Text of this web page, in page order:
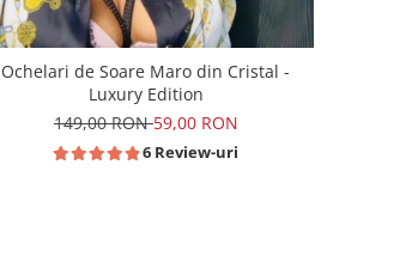
Ochelari de Soare Maro din Cristal -
Luxury Edition
149,00 RON59,00 RON
6 Review-uri